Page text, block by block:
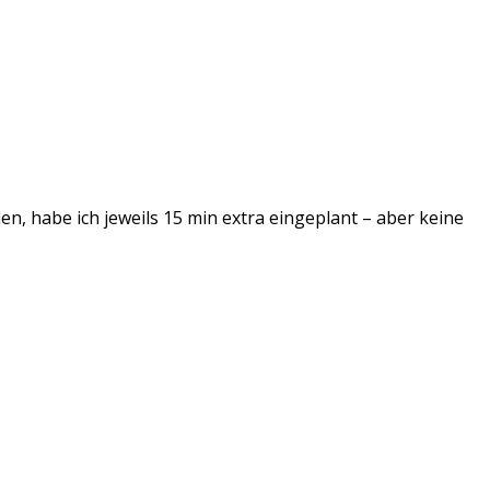
habe ich jeweils 15 min extra eingeplant – aber keine